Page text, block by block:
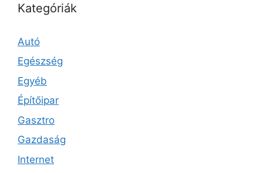
Kategóriák
Autó
Egészség
Egyéb
Építőipar
Gasztro
Gazdaság
Internet